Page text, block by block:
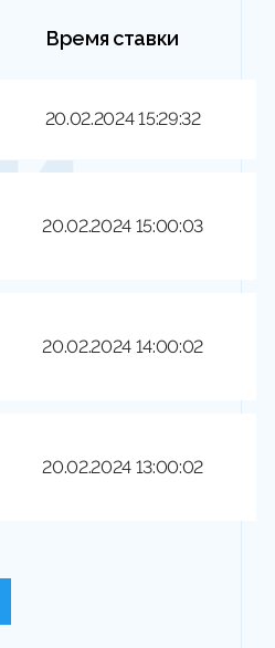
Время ставки
20.02.2024 15:29:32
20.02.2024 15:00:03
20.02.2024 14:00:02
20.02.2024 13:00:02